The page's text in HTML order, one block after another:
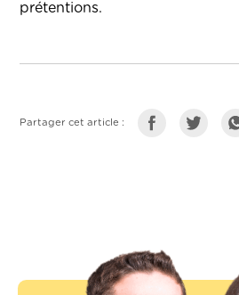
prétentions.
Partager cet article :